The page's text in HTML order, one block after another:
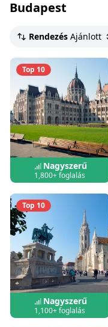
Budapest
Rendezés Ajánlott
Top 10
Nagyszerű
1,800+ foglalás
Top 10
Nagyszerű
1,100+ foglalás